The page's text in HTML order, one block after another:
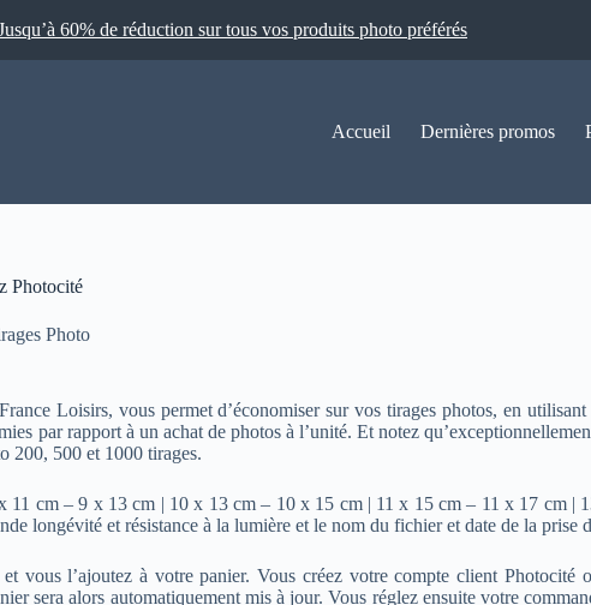
60% de réduction sur tous vos produits photo préférés
Accueil Dernières promos
Photocité
Photo
Loisirs, vous permet d’économiser sur vos tirages photos, en
par rapport à un achat de photos à l’unité. Et notez
200, 500 et 1000 tirages.
cm – 9 x 13 cm | 10 x 13 cm – 10 x 15 cm | 11 x 15 cm – 11 x 17 cm |
longévité et résistance à la lumière et le nom du fichier et date de la prise
vous l’ajoutez à votre panier. Vous créez votre compte client
sera alors automatiquement mis à jour. Vous réglez ensuite votre